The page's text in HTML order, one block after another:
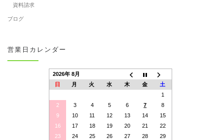
資料請求
ブログ
営業日カレンダー
2026年 8月
日 月 火 水 木 金 土
1
2
3 4 5 6 7
8
9
10 11 12 13 14
15
16
17 18 19 20 21
22
23
24 25 26 27 28
29